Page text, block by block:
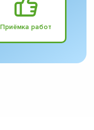
Приёмка работ